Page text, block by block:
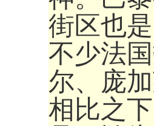
街区也
不少法
尔、庞
相比之